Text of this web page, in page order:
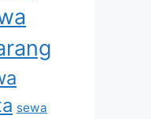
sewa